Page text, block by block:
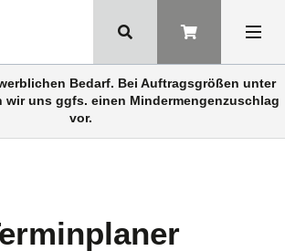
Bedarf. Bei Auftragsgrößen unter
wir uns ggfs. einen Mindermengenzuschlag
vor.